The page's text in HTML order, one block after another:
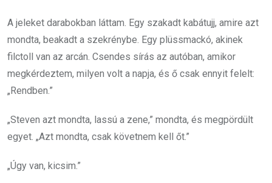
A jeleket darabokban láttam. Egy szakadt kabátujj, amire azt
mondta, beakadt a szekrénybe. Egy plüssmackó, akinek
filctoll van az arcán. Csendes sírás az autóban, amikor
megkérdeztem, milyen volt a napja, és ő csak ennyit felelt:
„Rendben.”
„Steven azt mondta, lassú a zene,” mondta, és megpördült
egyet. „Azt mondta, csak követnem kell őt.”
„Úgy van, kicsim.”